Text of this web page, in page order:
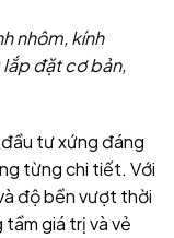
nhôm, kính
đặt cơ bản,
tư xứng đáng
từng chi tiết. Với
độ bền vượt thời
tầm giá trị và vẻ